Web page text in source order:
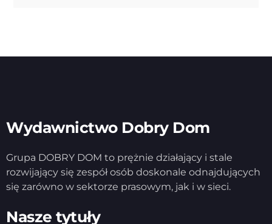
Wydawnictwo Dobry Dom
Grupa DOBRY DOM to prężnie działający i stale
rozwijający się zespół osób doskonale odnajdujących
się zarówno w sektorze prasowym, jak i w sieci.
Nasze tytuły